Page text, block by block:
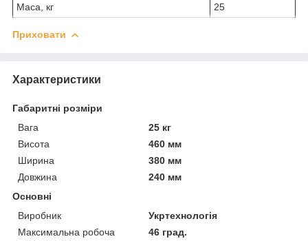
Маса, кг
25
Приховати
Характеристики
Габаритні розміри
Вага
25 кг
Висота
460 мм
Ширина
380 мм
Довжина
240 мм
Основні
Виробник
Укртехнологія
Максимальна робоча
46 град.